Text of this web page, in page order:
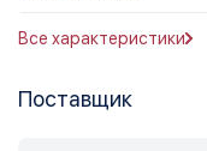
Все характеристики
Поставщик